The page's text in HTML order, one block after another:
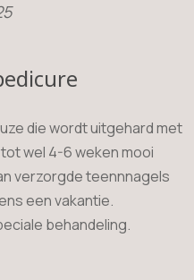
die wordt uitgehard met
wel 4-6 weken mooi
verzorgde teennnagels
een vakantie.
behandeling.